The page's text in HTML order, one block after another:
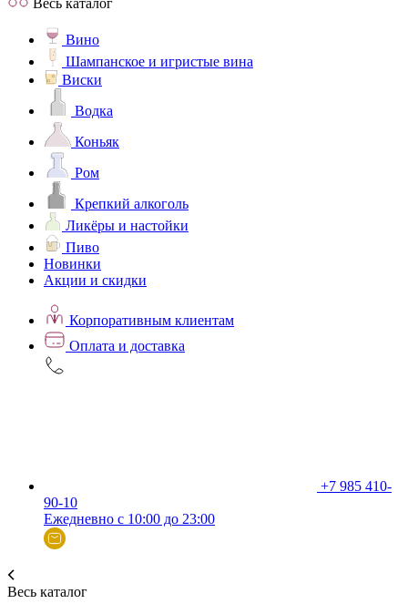
Весь каталог
Вино
Шампанское и игристые вина
Виски
Водка
Коньяк
Ром
Крепкий алкоголь
Ликёры и настойки
Пиво
Новинки
Акции и скидки
Корпоративным клиентам
Оплата и доставка
+7 985 410-
90-10
Ежедневно с 10:00 до 23:00
Весь каталог